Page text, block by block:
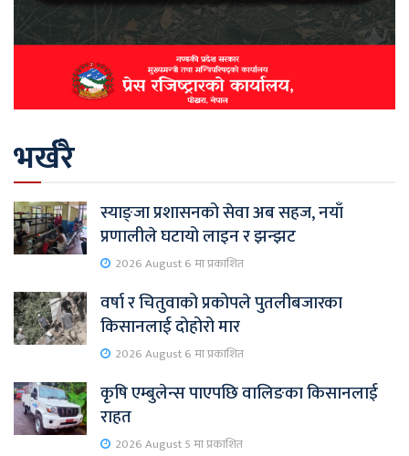
भर्खरै
स्याङ्जा प्रशासनको सेवा अब सहज, नयाँ
प्रणालीले घटायो लाइन र झन्झट
2026 August 6 मा प्रकाशित
वर्षा र चितुवाको प्रकोपले पुतलीबजारका
किसानलाई दोहोरो मार
2026 August 6 मा प्रकाशित
कृषि एम्बुलेन्स पाएपछि वालिङका किसानलाई
राहत
2026 August 5 मा प्रकाशित